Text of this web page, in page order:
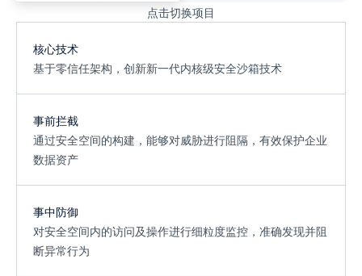
点击切换项目
核心技术
基于零信任架构，创新新一代内核级安全沙箱技术
事前拦截
通过安全空间的构建，能够对威胁进行阻隔，有效保护企业
数据资产
事中防御
对安全空间内的访问及操作进行细粒度监控，准确发现并阻
断异常行为